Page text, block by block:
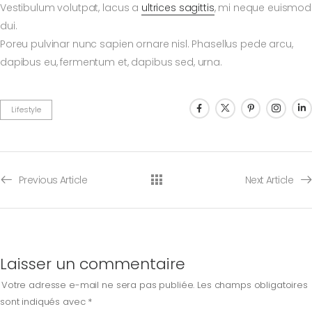
Vestibulum volutpat, lacus a ultrices sagittis, mi neque euismod
dui.
Poreu pulvinar nunc sapien ornare nisl. Phasellus pede arcu,
dapibus eu, fermentum et, dapibus sed, urna.
Lifestyle
Previous Article Next Article
Laisser un commentaire
Votre adresse e-mail ne sera pas publiée. Les champs obligatoires
sont indiqués avec *